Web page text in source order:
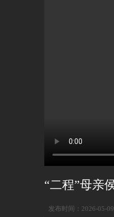
“二程”母亲
发布时间：2026-05-